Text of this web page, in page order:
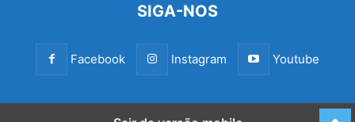
SIGA-NOS
Facebook Instagram Youtube